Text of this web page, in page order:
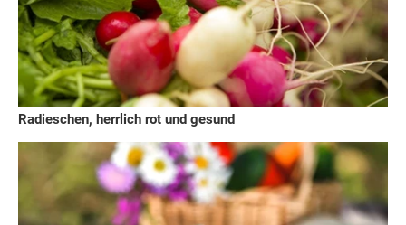
Radieschen, herrlich rot und gesund